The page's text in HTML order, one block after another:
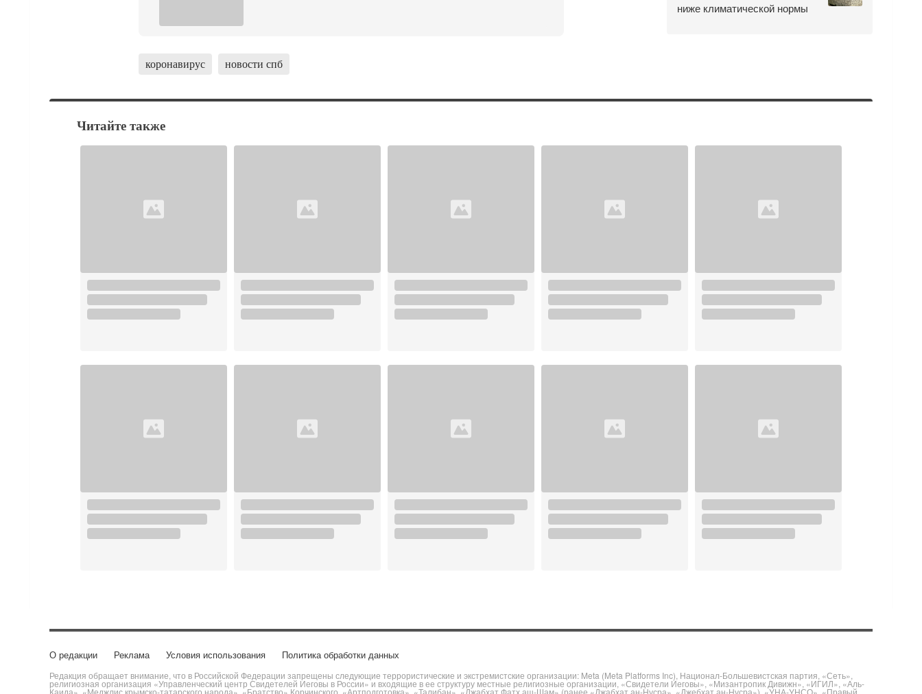
коронавирус новости спб
ниже климатической нормы
Читайте также
О редакции Реклама Условия использования Политика обработки данных
Редакция обращает внимание, что в Российской Федерации запрещены следующие террористические и экстремистские организации: Meta (Meta Platforms Inc), Национал-Большевистская партия, «Сеть»,
религиозная организация «Управленческий центр Свидетелей Иеговы в России» и входящие в ее структуру местные религиозные организации, «Свидетели Иеговы», «Мизантропик Дивижн», «ИГИЛ», «Аль-
Каида», «Меджлис крымско-татарского народа», «Братство» Корчинского, «Артподготовка», «Талибан», «Джабхат Фатх аш-Шам» (ранее «Джабхат ан-Нусра», «Джебхат ан-Нусра»), «УНА-УНСО», «Правый